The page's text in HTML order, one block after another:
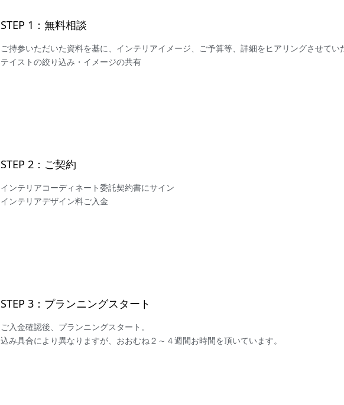
STEP 1：無料相談
ご持参いただいた資料を基に、インテリアイメージ、ご予算等、詳細をヒアリングさせてい
テイストの絞り込み・イメージの共有
STEP 2：ご契約
インテリアコーディネート委託契約書にサイン
インテリアデザイン料ご入金
STEP 3：プランニングスタート
ご入金確認後、プランニングスタート。
込み具合により異なりますが、おおむね２～４週間お時間を頂いています。